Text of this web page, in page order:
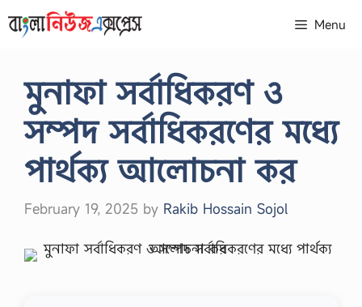
to
Menu
মুনাফা সর্বাধিকরণ ও
সম্পদ সর্বাধিকরণের মধ্যে
পার্থক্য আলোচনা কর
February 19, 2025 by Rakib Hossain Sojol